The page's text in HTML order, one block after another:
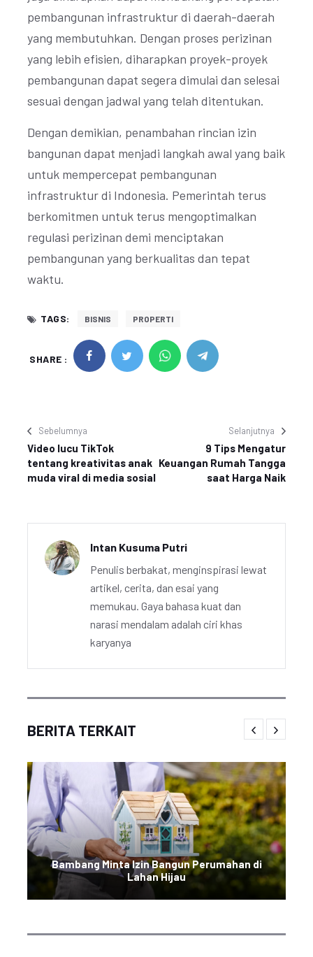
pembangunan infrastruktur di daerah-daerah
yang membutuhkan. Dengan proses perizinan
yang lebih efisien, diharapkan proyek-proyek
pembangunan dapat segera dimulai dan selesai
sesuai dengan jadwal yang telah ditentukan.
Dengan demikian, penambahan rincian izin
bangunan dapat menjadi langkah awal yang baik
untuk mempercepat pembangunan
infrastruktur di Indonesia. Pemerintah terus
berkomitmen untuk terus mengoptimalkan
regulasi perizinan demi menciptakan
pembangunan yang berkualitas dan tepat
waktu.
TAGS: BISNIS PROPERTI
SHARE :
Sebelumnya
Video lucu TikTok
tentang kreativitas anak
muda viral di media sosial
Selanjutnya
9 Tips Mengatur
Keuangan Rumah Tangga
saat Harga Naik
Intan Kusuma Putri
Penulis berbakat, menginspirasi lewat
artikel, cerita, dan esai yang
memukau. Gaya bahasa kuat dan
narasi mendalam adalah ciri khas
karyanya
BERITA TERKAIT
Bambang Minta Izin Bangun Perumahan di
Lahan Hijau